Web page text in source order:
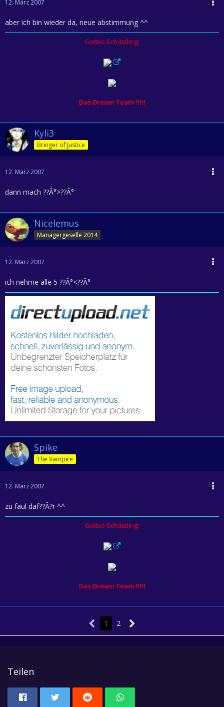
12. März 2007
aber ich bin wieder da, neue abstimmung ^^
Gottes Schützling:
Das Dream Team !!!!!
Kyli3
Bringer of Justice
12. März 2007
dann mach ??Â°>??Â°
Nicelemus
Managergeselle 2014
12. März 2007
ich nehme alle 5 ??Â°<??Â°
Spike
The Vampire
12. März 2007
zu faul daf??Â?r ^^
Gottes Schützling:
Das Dream Team !!!!!
1 2
Teilen